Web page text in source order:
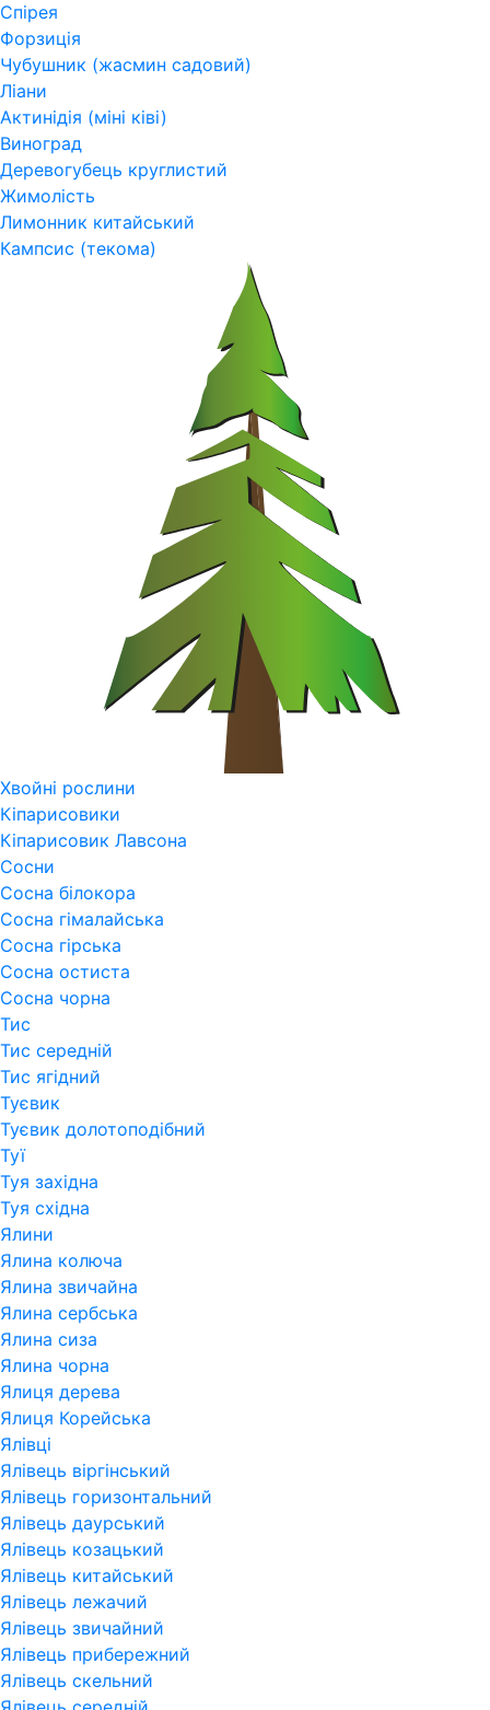
Спірея
Форзиція
Чубушник (жасмин садовий)
Ліани
Актинідія (міні ківі)
Виноград
Деревогубець круглистий
Жимолість
Лимонник китайський
Кампсис (текома)
Хвойні рослини
Кіпарисовики
Кіпарисовик Лавсона
Сосни
Сосна білокора
Сосна гімалайська
Сосна гірська
Сосна остиста
Сосна чорна
Тис
Тис середній
Тис ягідний
Туєвик
Туєвик долотоподібний
Туї
Туя західна
Туя східна
Ялини
Ялина колюча
Ялина звичайна
Ялина сербська
Ялина сиза
Ялина чорна
Ялиця дерева
Ялиця Корейська
Ялівці
Ялівець віргінський
Ялівець горизонтальний
Ялівець даурський
Ялівець козацький
Ялівець китайський
Ялівець лежачий
Ялівець звичайний
Ялівець прибережний
Ялівець скельний